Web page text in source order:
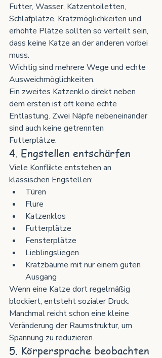
Futter, Wasser, Katzentoiletten,
Schlafplätze, Kratzmöglichkeiten und
erhöhte Plätze sollten so verteilt sein,
dass keine Katze an der anderen vorbei
muss.
Wichtig sind mehrere Wege und echte
Ausweichmöglichkeiten.
Ein zweites Katzenklo direkt neben
dem ersten ist oft keine echte
Entlastung. Zwei Näpfe nebeneinander
sind auch keine getrennten
Futterplätze.
4. Engstellen entschärfen
Viele Konflikte entstehen an
klassischen Engstellen:
Türen
Flure
Katzenklos
Futterplätze
Fensterplätze
Lieblingsliegen
Kratzbäume mit nur einem guten
Ausgang
Wenn eine Katze dort regelmäßig
blockiert, entsteht sozialer Druck.
Manchmal reicht schon eine kleine
Veränderung der Raumstruktur, um
Spannung zu reduzieren.
5. Körpersprache beobachten